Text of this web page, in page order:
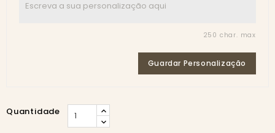
250 char. max
Guardar Personalização
Quantidade